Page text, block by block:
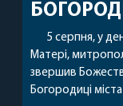
5 серпня, у
Матері,
звершив
Богородиці